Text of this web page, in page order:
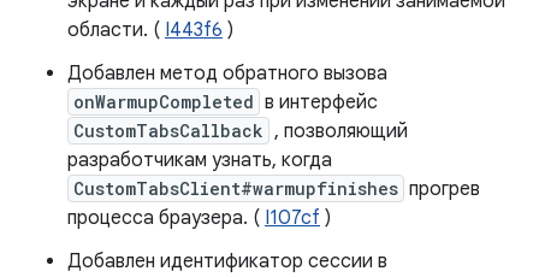
области. ( I443f6 )
Добавлен метод обратного вызова
onWarmupCompleted в интерфейс
CustomTabsCallback , позволяющий
разработчикам узнать, когда
CustomTabsClient#warmupfinishes прогрев
процесса браузера. ( I107cf )
Добавлен идентификатор сессии в